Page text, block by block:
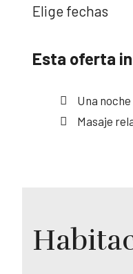
Elige fechas
Esta oferta
Una
Masaje